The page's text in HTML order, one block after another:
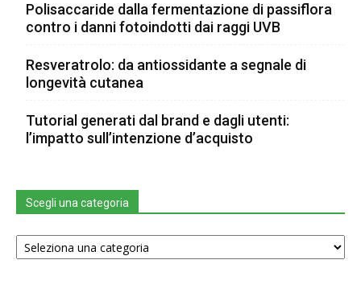
Polisaccaride dalla fermentazione di passiflora
contro i danni fotoindotti dai raggi UVB
Resveratrolo: da antiossidante a segnale di
longevità cutanea
Tutorial generati dal brand e dagli utenti:
l’impatto sull’intenzione d’acquisto
Scegli una categoria
Scegli
una